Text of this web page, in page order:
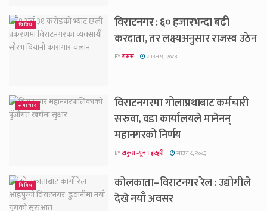
विविध
विराटनगर : ६० हजारभन्दा बढी
करदाता, तर लक्ष्यअनुसार राजस्व उठेन
BYरासस साउन ९, २०८३
समाचार
विराटनगरमा गोलाप्रथाबाट कर्मचारी
सरुवा, वडा कार्यालयले मानेनन्
महानगरको निर्णय
BYटाकुरा न्यूज । इटहरी साउन ८, २०८३
विविध
कोलकाता–विराटनगर रेल : उद्योगीले
देखे नयाँ अवसर